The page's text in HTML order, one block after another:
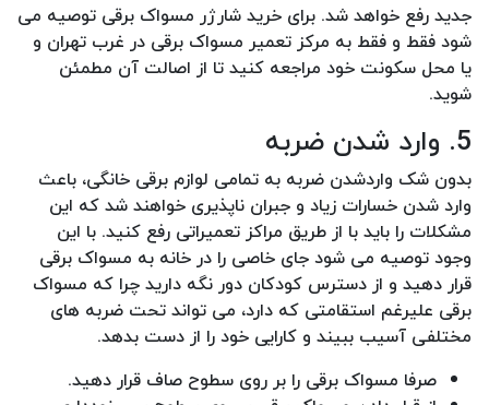
جدید رفع خواهد شد. برای خرید شارژر مسواک برقی توصیه می
شود فقط و فقط به مرکز تعمیر مسواک برقی در غرب تهران و
یا محل سکونت خود مراجعه کنید تا از اصالت آن مطمئن
شوید.
5. وارد شدن ضربه
بدون شک واردشدن ضربه به تمامی لوازم برقی خانگی، باعث
وارد شدن خسارات زیاد و جبران ناپذیری خواهند شد که این
مشکلات را باید با از طریق مراکز تعمیراتی رفع کنید. با این
وجود توصیه می شود جای خاصی را در خانه به مسواک برقی
قرار دهید و از دسترس کودکان دور نگه دارید چرا که مسواک
برقی علیرغم استقامتی که دارد، می تواند تحت ضربه های
مختلفی آسیب ببیند و کارایی خود را از دست بدهد.
صرفا مسواک برقی را بر روی سطوح صاف قرار دهید.